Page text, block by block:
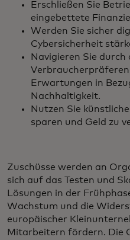
Erschließen Sie
eingebettete
Werden Sie sicher
Cybersicherheit
Navigieren Sie durch
Erwartungen in
Nachhaltigkeit.
Nutzen Sie
sparen und Geld zu
Zuschüsse werden an
sich auf das Testen und
Lösungen in der
Wachstum und die
europäischer
Mitarbeitern fördern. Die